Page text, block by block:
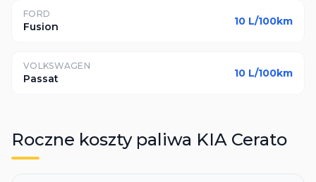
FORD
Fusion 10 L/100km
VOLKSWAGEN
Passat 10 L/100km
Roczne koszty paliwa KIA Cerato